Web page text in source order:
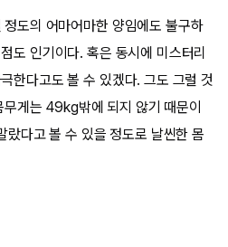
도의 어마어마한 양임에도 불구하
도 인기이다. 혹은 동시에 미스터리
한다고도 볼 수 있겠다. 그도 그럴 것
게는 49kg밖에 되지 않기 때문이
랐다고 볼 수 있을 정도로 날씬한 몸